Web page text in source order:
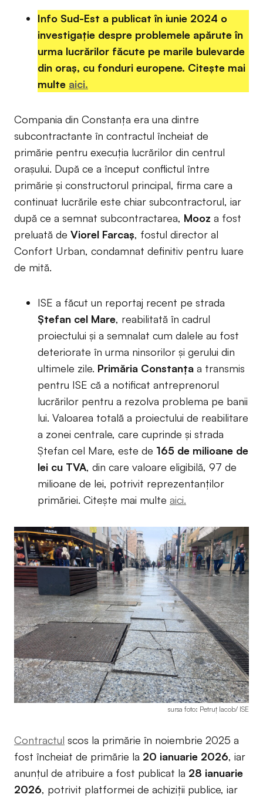
Info Sud-Est a publicat în iunie 2024 o
investigație despre problemele apărute în
urma lucrărilor făcute pe marile bulevarde
din oraș, cu fonduri europene. Citește mai
multe aici.
Compania din Constanța era una dintre
subcontractante în contractul încheiat de
primărie pentru execuția lucrărilor din centrul
orașului. După ce a început conflictul între
primărie și constructorul principal, firma care a
continuat lucrările este chiar subcontractorul, iar
după ce a semnat subcontractarea, Mooz a fost
preluată de Viorel Farcaș, fostul director al
Confort Urban, condamnat definitiv pentru luare
de mită.
ISE a făcut un reportaj recent pe strada
Ștefan cel Mare, reabilitată în cadrul
proiectului și a semnalat cum dalele au fost
deteriorate în urma ninsorilor și gerului din
ultimele zile. Primăria Constanța a transmis
pentru ISE că a notificat antreprenorul
lucrărilor pentru a rezolva problema pe banii
lui. Valoarea totală a proiectului de reabilitare
a zonei centrale, care cuprinde și strada
Ștefan cel Mare, este de 165 de milioane de
lei cu TVA, din care valoare eligibilă, 97 de
milioane de lei, potrivit reprezentanților
primăriei. Citește mai multe aici.
sursa foto: Petruț Iacob/ ISE
Contractul scos la primărie în noiembrie 2025 a
fost încheiat de primărie la 20 ianuarie 2026, iar
anunțul de atribuire a fost publicat la 28 ianuarie
2026, potrivit platformei de achiziții publice, iar